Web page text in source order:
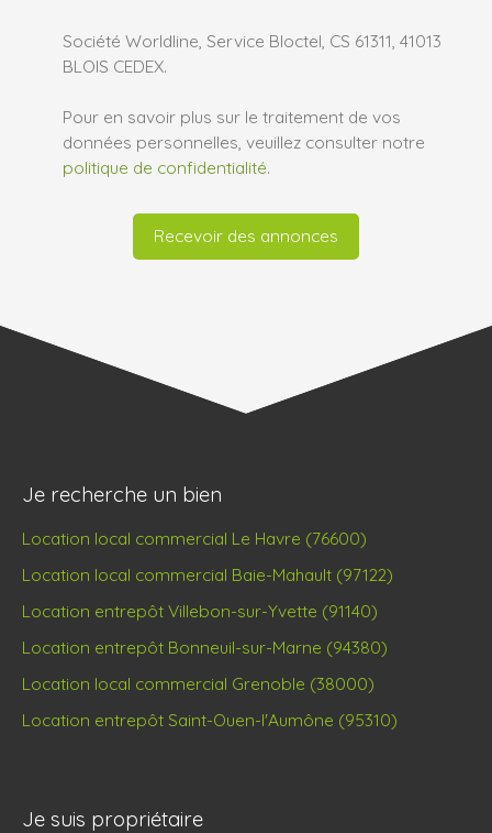
Société Worldline, Service Bloctel, CS 61311, 41013
BLOIS CEDEX.
Pour en savoir plus sur le traitement de vos
données personnelles, veuillez consulter notre
politique de confidentialité.
Recevoir des annonces
Je recherche un bien
Location local commercial Le Havre (76600)
Location local commercial Baie-Mahault (97122)
Location entrepôt Villebon-sur-Yvette (91140)
Location entrepôt Bonneuil-sur-Marne (94380)
Location local commercial Grenoble (38000)
Location entrepôt Saint-Ouen-l'Aumône (95310)
Je suis propriétaire